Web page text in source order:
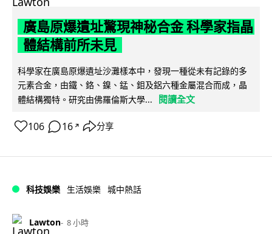
廣島原爆遺址驚現神秘合金 科學家指晶
體結構前所未見
科學家在廣島原爆遺址沙灘樣本中，發現一種從未有記錄的多
元素合金，由鐵、鉻、鎳、錳、鉬及鋁六種金屬混合而成，晶
體結構獨特。研究由佛羅倫斯大學...
閱讀全文
106 16 ↗ 分享
科技娛樂 生活娛樂 城中熱話
Lawton 8 小時